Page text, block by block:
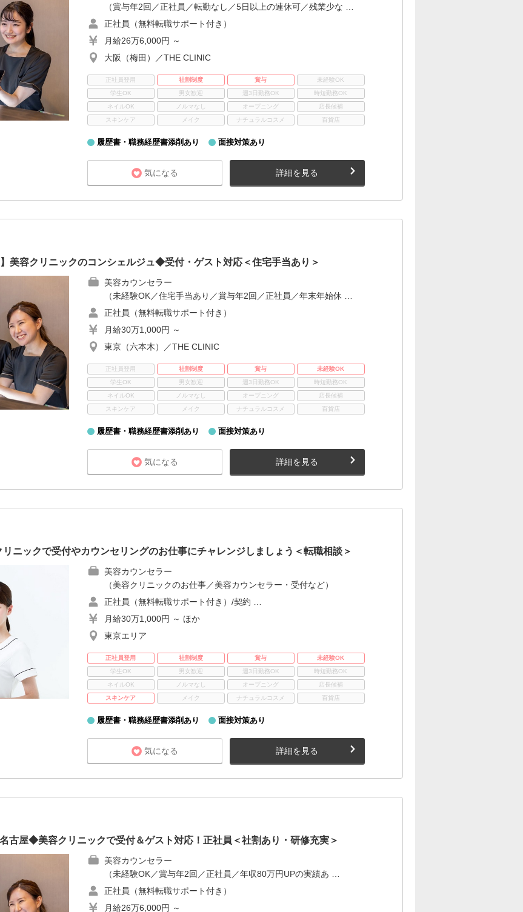
（賞与年2回／正社員／転勤なし／5日以上の連休可／残業少な …
正社員（無料転職サポート付き）
月給26万6,000円 ～
大阪（梅田）／THE CLINIC
正社員登用 社割制度 賞与
未経験OK
学生OK
男女歓迎 週3日勤務OK
時短勤務OK
ネイルOK
ノルマなし オープニング
店長候補
スキンケア
メイク ナチュラルコスメ 百貨店
履歴書・職務経歴書添削あり 面接対策あり
気になる 詳細を見る
美容クリニックのコンシェルジュ◆受付・ゲスト対応＜住宅手当あり＞
美容カウンセラー
（未経験OK／住宅手当あり／賞与年2回／正社員／年末年始休 …
正社員（無料転職サポート付き）
月給30万1,000円 ～
東京（六本木）／THE CLINIC
正社員登用 社割制度 賞与
未経験OK
学生OK
男女歓迎 週3日勤務OK
時短勤務OK
ネイルOK
ノルマなし オープニング
店長候補
スキンケア
メイク ナチュラルコスメ 百貨店
履歴書・職務経歴書添削あり 面接対策あり
気になる 詳細を見る
ニックで受付やカウンセリングのお仕事にチャレンジしましょう＜転職相談＞
美容カウンセラー
（美容クリニックのお仕事／美容カウンセラー・受付など）
正社員（無料転職サポート付き）/契約 …
月給30万1,000円 ～ ほか
東京エリア
正社員登用 社割制度 賞与
未経験OK
学生OK
男女歓迎 週3日勤務OK
時短勤務OK
ネイルOK
ノルマなし オープニング
店長候補
スキンケア
メイク ナチュラルコスメ 百貨店
履歴書・職務経歴書添削あり 面接対策あり
気になる 詳細を見る
古屋◆美容クリニックで受付＆ゲスト対応！正社員＜社割あり・研修充実＞
美容カウンセラー
（未経験OK／賞与年2回／正社員／年収80万円UPの実績あ …
正社員（無料転職サポート付き）
月給26万6,000円 ～